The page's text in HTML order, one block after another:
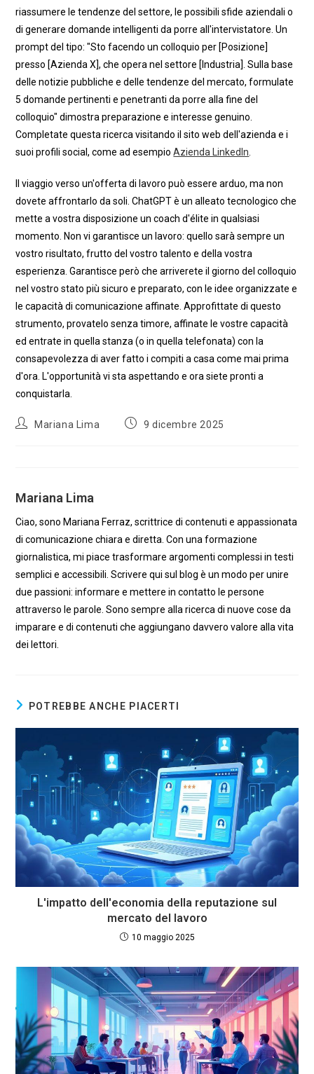
riassumere le tendenze del settore, le possibili sfide aziendali o
di generare domande intelligenti da porre all'intervistatore. Un
prompt del tipo: "Sto facendo un colloquio per [Posizione]
presso [Azienda X], che opera nel settore [Industria]. Sulla base
delle notizie pubbliche e delle tendenze del mercato, formulate
5 domande pertinenti e penetranti da porre alla fine del
colloquio" dimostra preparazione e interesse genuino.
Completate questa ricerca visitando il sito web dell'azienda e i
suoi profili social, come ad esempioAzienda LinkedIn
Il viaggio verso un'offerta di lavoro può essere arduo, ma non
dovete affrontarlo da soli. ChatGPT è un alleato tecnologico che
mette a vostra disposizione un coach d'élite in qualsiasi
momento. Non vi garantisce un lavoro: quello sarà sempre un
vostro risultato, frutto del vostro talento e della vostra
esperienza. Garantisce però che arriverete il giorno del colloquio
nel vostro stato più sicuro e preparato, con le idee organizzate e
le capacità di comunicazione affinate. Approfittate di questo
strumento, provatelo senza timore, affinate le vostre capacità
ed entrate in quella stanza (o in quella telefonata) con la
consapevolezza di aver fatto i compiti a casa come mai prima
d'ora. L'opportunità vi sta aspettando e ora siete pronti a
conquistarla.
AutoreMariana Lima
Articolo9 dicembre 2025
Mariana Lima
Ciao, sono Mariana Ferraz, scrittrice di contenuti e appassionata
di comunicazione chiara e diretta. Con una formazione
giornalistica, mi piace trasformare argomenti complessi in testi
semplici e accessibili. Scrivere qui sul blog è un modo per unire
due passioni: informare e mettere in contatto le persone
attraverso le parole. Sono sempre alla ricerca di nuove cose da
imparare e di contenuti che aggiungano davvero valore alla vita
dei lettori.
POTREBBE ANCHE PIACERTI
L'impatto dell'economia della reputazione sul
mercato del lavoro
10 maggio 2025